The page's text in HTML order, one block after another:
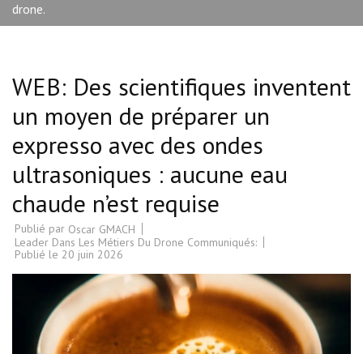
drone.
WEB: Des scientifiques inventent
un moyen de préparer un
expresso avec des ondes
ultrasoniques : aucune eau
chaude n’est requise
Publié par Oscar GMACH
Leader Dans Les Métiers Du Drone Communiqués:
Publié le 20 juin 2026